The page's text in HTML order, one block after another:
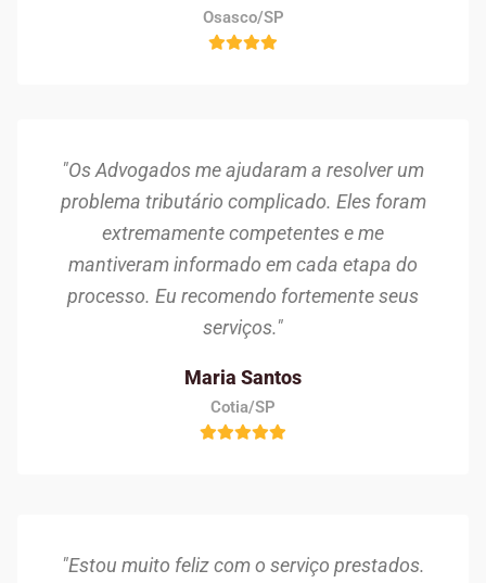
Osasco/SP
"Os Advogados me ajudaram a resolver um
problema tributário complicado. Eles foram
extremamente competentes e me
mantiveram informado em cada etapa do
processo. Eu recomendo fortemente seus
serviços."
Maria Santos
Cotia/SP
"Estou muito feliz com o serviço prestados.